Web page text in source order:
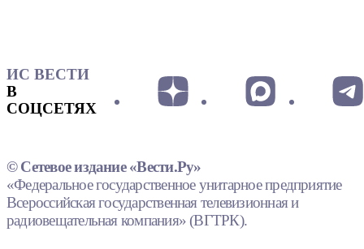
ИС ВЕСТИ
В
СОЦСЕТЯХ
© Сетевое издание «Вести.Ру»
«Федеральное государственное унитарное предприятие
Всероссийская государственная телевизионная и
радиовещательная компания» (ВГТРК).